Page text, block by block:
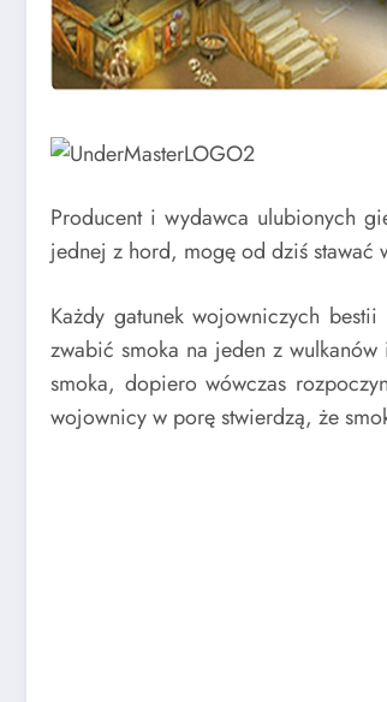
Producent i wydawca ulubionych
jednej z hord, mogę od dziś stawać
Każdy gatunek wojowniczych
zwabić smoka na jeden z
smoka, dopiero wówczas
wojownicy w porę stwierdzą, że